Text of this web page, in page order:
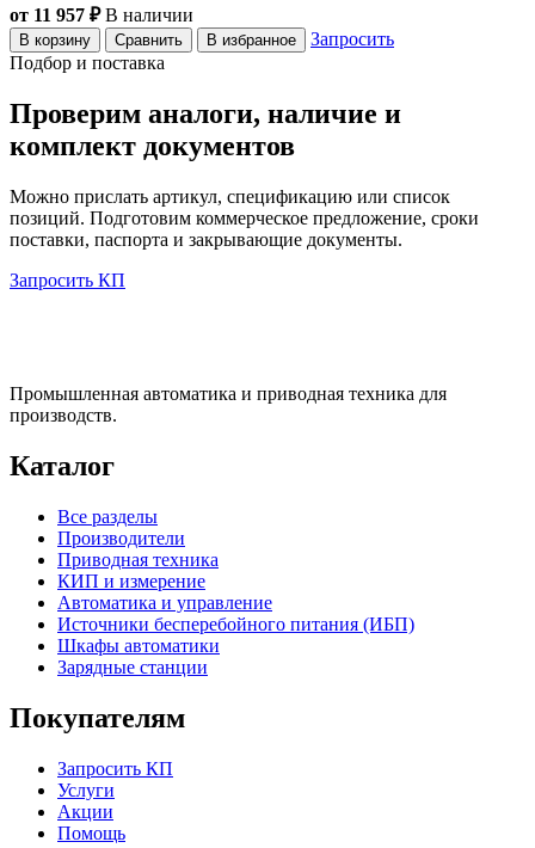
от 11 957 ₽ В наличии
В корзину Сравнить В избранное
Запросить
Подбор и поставка
Проверим аналоги, наличие и
комплект документов
Можно прислать артикул, спецификацию или список
позиций. Подготовим коммерческое предложение, сроки
поставки, паспорта и закрывающие документы.
Запросить КП
Промышленная автоматика и приводная техника для
производств.
Каталог
Все разделы
Производители
Приводная техника
КИП и измерение
Автоматика и управление
Источники бесперебойного питания (ИБП)
Шкафы автоматики
Зарядные станции
Покупателям
Запросить КП
Услуги
Акции
Помощь